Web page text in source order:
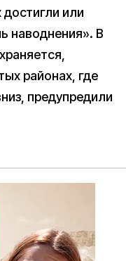
или
наводнения». В
районах, где
предупредили